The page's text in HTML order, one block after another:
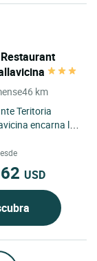
46 km
Teritoria
encarna la
USD